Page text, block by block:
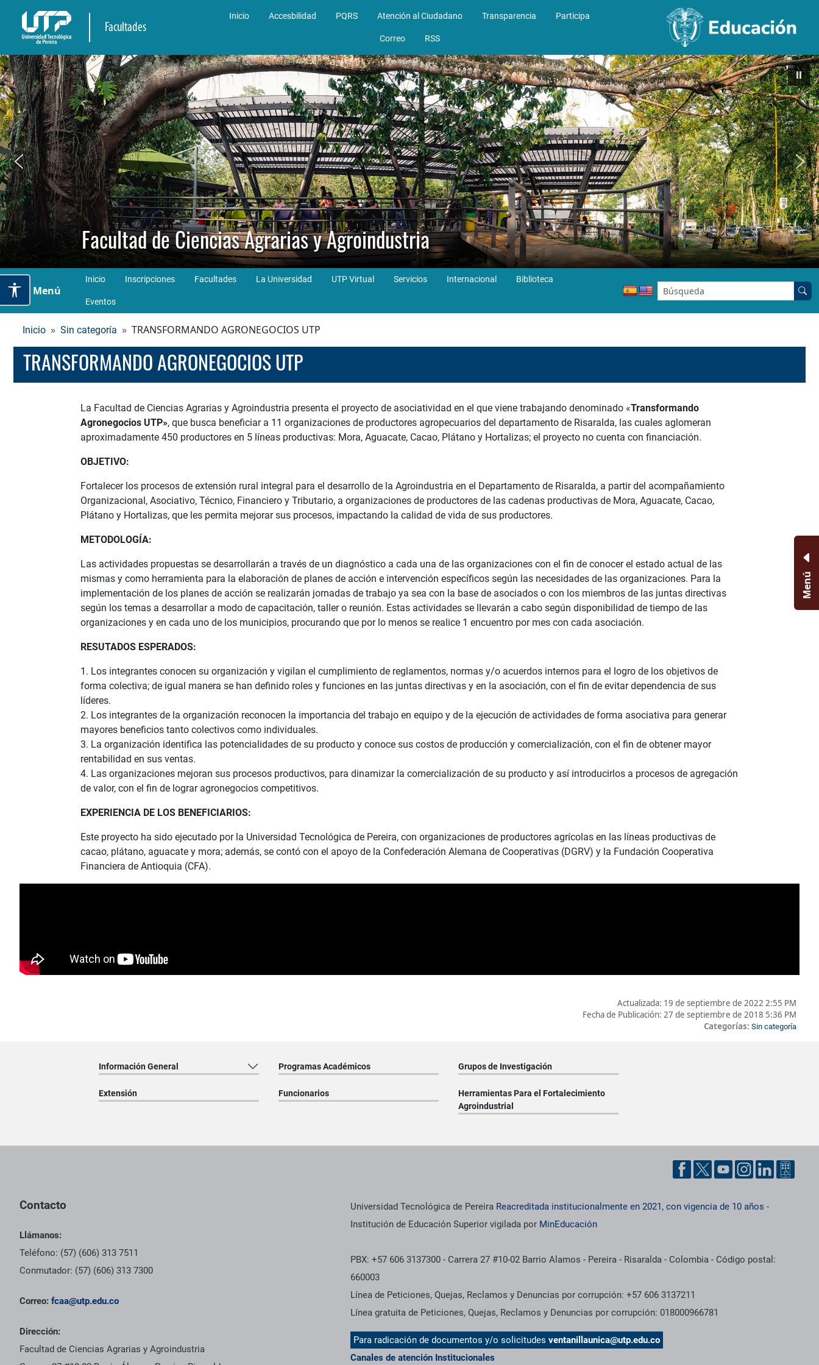
Facultades
Inicio Accesbilidad PQRS Atención al Ciudadano Transparencia Participa
Correo RSS
Facultad de Ciencias Agrarias y Agroindustria
Menú
Inicio Inscripciones Facultades La Universidad UTP Virtual Servicios Internacional Biblioteca
Eventos
Buscar en el sitio:
Inicio Sin categoría TRANSFORMANDO AGRONEGOCIOS UTP
TRANSFORMANDO AGRONEGOCIOS UTP
La Facultad de Ciencias Agrarias y Agroindustria presenta el proyecto de asociatividad en el que viene trabajando denominado «Transformando
Agronegocios UTP», que busca beneficiar a 11 organizaciones de productores agropecuarios del departamento de Risaralda, las cuales aglomeran
aproximadamente 450 productores en 5 líneas productivas: Mora, Aguacate, Cacao, Plátano y Hortalizas; el proyecto no cuenta con financiación.
OBJETIVO:
Fortalecer los procesos de extensión rural integral para el desarrollo de la Agroindustria en el Departamento de Risaralda, a partir del acompañamiento
Organizacional, Asociativo, Técnico, Financiero y Tributario, a organizaciones de productores de las cadenas productivas de Mora, Aguacate, Cacao,
Plátano y Hortalizas, que les permita mejorar sus procesos, impactando la calidad de vida de sus productores.
METODOLOGÍA:
Las actividades propuestas se desarrollarán a través de un diagnóstico a cada una de las organizaciones con el fin de conocer el estado actual de las
mismas y como herramienta para la elaboración de planes de acción e intervención específicos según las necesidades de las organizaciones. Para la
implementación de los planes de acción se realizarán jornadas de trabajo ya sea con la base de asociados o con los miembros de las juntas directivas
según los temas a desarrollar a modo de capacitación, taller o reunión. Estas actividades se llevarán a cabo según disponibilidad de tiempo de las
organizaciones y en cada uno de los municipios, procurando que por lo menos se realice 1 encuentro por mes con cada asociación.
RESUTADOS ESPERADOS:
1. Los integrantes conocen su organización y vigilan el cumplimiento de reglamentos, normas y/o acuerdos internos para el logro de los objetivos de
forma colectiva; de igual manera se han definido roles y funciones en las juntas directivas y en la asociación, con el fin de evitar dependencia de sus
líderes.
2. Los integrantes de la organización reconocen la importancia del trabajo en equipo y de la ejecución de actividades de forma asociativa para generar
mayores beneficios tanto colectivos como individuales.
3. La organización identifica las potencialidades de su producto y conoce sus costos de producción y comercialización, con el fin de obtener mayor
rentabilidad en sus ventas.
4. Las organizaciones mejoran sus procesos productivos, para dinamizar la comercialización de su producto y así introducirlos a procesos de agregación
de valor, con el fin de lograr agronegocios competitivos.
EXPERIENCIA DE LOS BENEFICIARIOS:
Este proyecto ha sido ejecutado por la Universidad Tecnológica de Pereira, con organizaciones de productores agrícolas en las líneas productivas de
cacao, plátano, aguacate y mora; además, se contó con el apoyo de la Confederación Alemana de Cooperativas (DGRV) y la Fundación Cooperativa
Financiera de Antioquia (CFA).
Actualizada: 19 de septiembre de 2022 2:55 PM
Fecha de Publicación: 27 de septiembre de 2018 5:36 PM
Categorías: Sin categoría
Menú
Información General Programas Académicos Grupos de Investigación
Extensión Funcionarios
Herramientas Para el Fortalecimiento
Agroindustrial
Contacto
Llámanos:
Teléfono: (57) (606) 313 7511
Conmutador: (57) (606) 313 7300
Correo: fcaa@utp.edu.co
Dirección:
Facultad de Ciencias Agrarias y Agroindustria
Información institucional
Universidad Tecnológica de Pereira Reacreditada institucionalmente en 2021, con vigencia de 10 años -
Institución de Educación Superior vigilada por MinEducación
PBX: +57 606 3137300 - Carrera 27 #10-02 Barrio Alamos - Pereira - Risaralda - Colombia - Código postal:
660003
Línea de Peticiones, Quejas, Reclamos y Denuncias por corrupción: +57 606 3137211
Línea gratuita de Peticiones, Quejas, Reclamos y Denuncias por corrupción: 018000966781
Para radicación de documentos y/o solicitudesventanillaunica@utp.edu.co
Canales de atención Institucionales